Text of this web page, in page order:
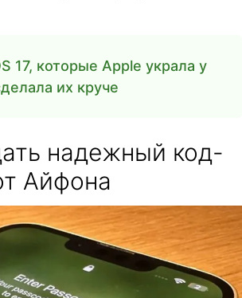
17, которые Apple украла у
их круче
надежный код-
Айфона